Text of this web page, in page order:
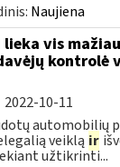
Naujiena
vis
kontrolė
2022-10-11
automobilių
veiklą ir
užtikrinti...